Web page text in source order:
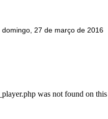
domingo, 27 de março de 2016